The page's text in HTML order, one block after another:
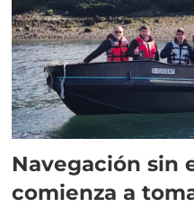
Navegación sin
comienza a